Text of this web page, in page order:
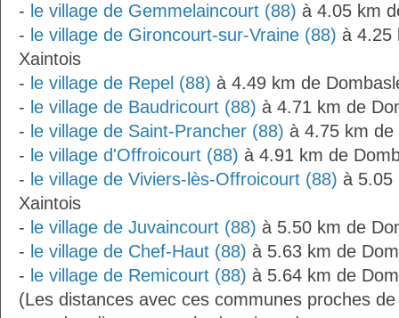
- le village de Gemmelaincourt (88) à 4.05 km
- le village de Gironcourt-sur-Vraine (88) à 4.25
Xaintois
- le village de Repel (88) à 4.49 km de
- le village de Baudricourt (88) à 4.71 km de
- le village de Saint-Prancher (88) à 4.75 km de
- le village d'Offroicourt (88) à 4.91 km de
- le village de Viviers-lès-Offroicourt (88) à 5.05
Xaintois
- le village de Juvaincourt (88) à 5.50 km de
- le village de Chef-Haut (88) à 5.63 km de
- le village de Remicourt (88) à 5.64 km de
(Les distances avec ces communes proches